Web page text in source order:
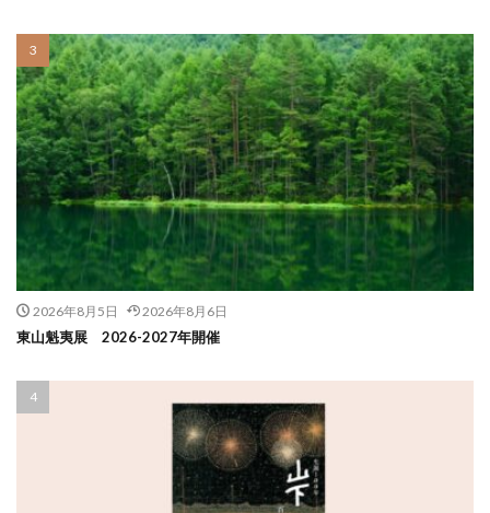
2026年8月5日 2026年8月6日
東山魁夷展 2026-2027年開催